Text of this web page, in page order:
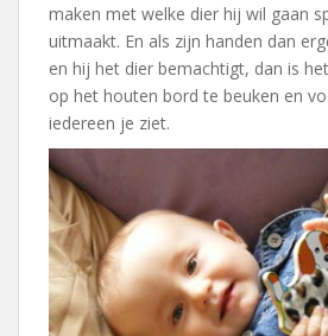
maken met welke dier hij wil gaan
uitmaakt. En als zijn handen dan
en hij het dier bemachtigt, dan is
op het houten bord te beuken en
iedereen je ziet.